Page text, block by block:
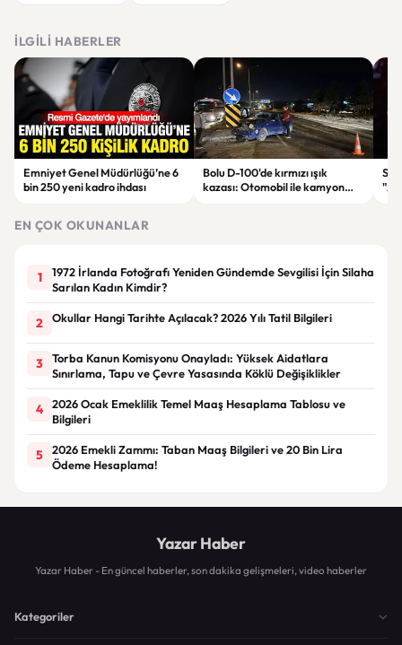
İLGILI HABERLER
Emniyet Genel Müdürlüğü’ne 6
bin 250 yeni kadro ihdası
Bolu D-100'de kırmızı ışık
kazası: Otomobil ile kamyon
EN ÇOK OKUNANLAR
1
1972 İrlanda Fotoğrafı Yeniden Gündemde Sevgilisi İçin Silaha
Sarılan Kadın Kimdir?
2 Okullar Hangi Tarihte Açılacak? 2026 Yılı Tatil Bilgileri
3
Torba Kanun Komisyonu Onayladı: Yüksek Aidatlara
Sınırlama, Tapu ve Çevre Yasasında Köklü Değişiklikler
4
2026 Ocak Emeklilik Temel Maaş Hesaplama Tablosu ve
Bilgileri
5
2026 Emekli Zammı: Taban Maaş Bilgileri ve 20 Bin Lira
Ödeme Hesaplama!
Yazar Haber
Yazar Haber - En güncel haberler, son dakika gelişmeleri, video haberler
Kategoriler